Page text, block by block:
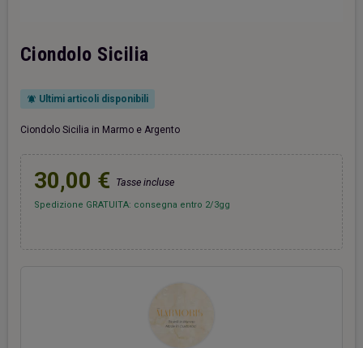
Ciondolo Sicilia
notifications_active Ultimi articoli disponibili
Ciondolo Sicilia in Marmo e Argento
30,00 € Tasse incluse
Spedizione GRATUITA: consegna entro 2/3gg